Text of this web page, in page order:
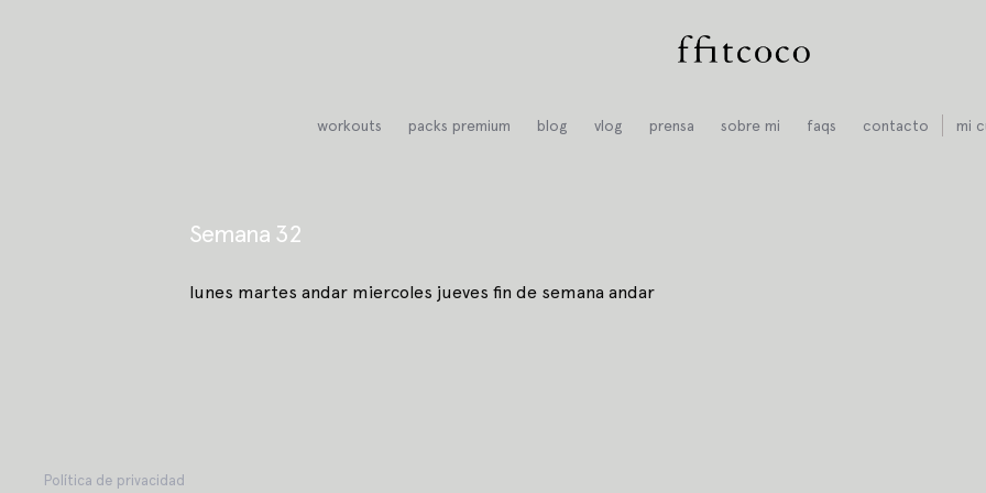
workouts packs premium blog vlog prensa sobre mi faqs contacto mi
Semana 32
lunes martes andar miercoles jueves fin de semana andar
Política de privacidad